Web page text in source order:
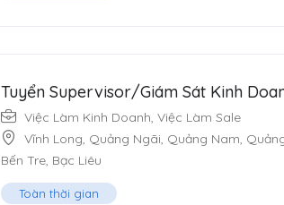
Tuyển Supervisor/Giám Sát Kinh
Việc Làm Kinh Doanh,Việc Làm Sale
Vĩnh Long, Quảng Ngãi, Quảng Nam,
Bến Tre, Bạc Liêu
Toàn thời gian